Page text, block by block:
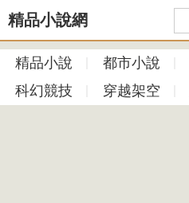
精品小說網
精品小說 都市小說
科幻競技
穿越架空